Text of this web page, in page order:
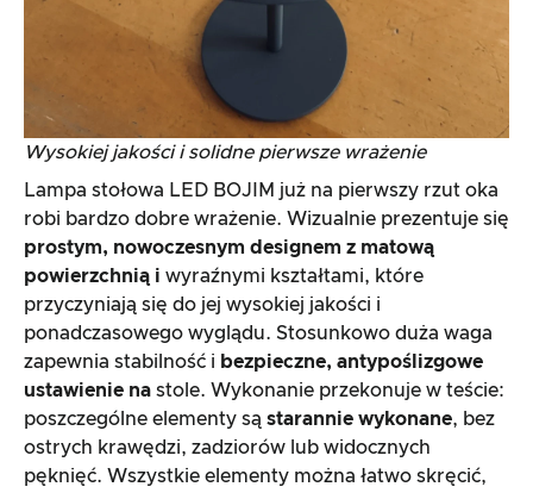
Wysokiej jakości i solidne pierwsze wrażenie
Lampa stołowa LED BOJIM już na pierwszy rzut oka
robi bardzo dobre wrażenie. Wizualnie prezentuje się
prostym, nowoczesnym designem z matową
powierzchnią i wyraźnymi kształtami, które
przyczyniają się do jej wysokiej jakości i
ponadczasowego wyglądu. Stosunkowo duża waga
zapewnia stabilność i bezpieczne, antypoślizgowe
ustawienie na stole. Wykonanie przekonuje w teście:
poszczególne elementy są starannie wykonane, bez
ostrych krawędzi, zadziorów lub widocznych
pęknięć. Wszystkie elementy można łatwo skręcić,